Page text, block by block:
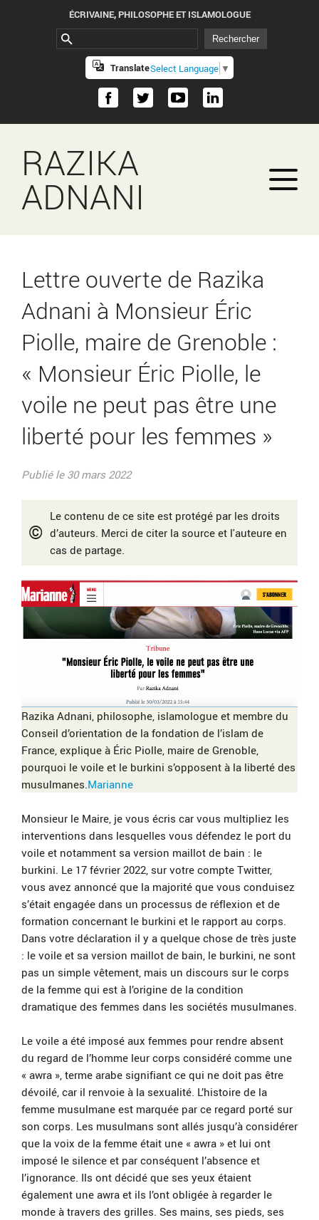
ÉCRIVAINE, PHILOSOPHE ET ISLAMOLOGUE
TranslateSelect Language ▼
RAZIKA
ADNANI
Lettre ouverte de Razika
Adnani à Monsieur Éric
Piolle, maire de Grenoble :
« Monsieur Éric Piolle, le
voile ne peut pas être une
liberté pour les femmes »
Publié le 30 mars 2022
©
Le contenu de ce site est protégé par les droits
d’auteurs. Merci de citer la source et l'auteure en
cas de partage.
Razika Adnani, philosophe, islamologue et membre du
Conseil d’orientation de la fondation de l’islam de
France, explique à Éric Piolle, maire de Grenoble,
pourquoi le voile et le burkini s’opposent à la liberté des
musulmanes. Marianne
Monsieur le Maire, je vous écris car vous multipliez les
interventions dans lesquelles vous défendez le port du
voile et notamment sa version maillot de bain : le
burkini. Le 17 février 2022, sur votre compte Twitter,
vous avez annoncé que la majorité que vous conduisez
s’était engagée dans un processus de réflexion et de
formation concernant le burkini et le rapport au corps.
Dans votre déclaration il y a quelque chose de très juste
: le voile et sa version maillot de bain, le burkini, ne sont
pas un simple vêtement, mais un discours sur le corps
de la femme qui est à l’origine de la condition
dramatique des femmes dans les sociétés musulmanes.
Le voile a été imposé aux femmes pour rendre absent
du regard de l’homme leur corps considéré comme une
« awra », terme arabe signifiant ce qui ne doit pas être
dévoilé, car il renvoie à la sexualité. L’histoire de la
femme musulmane est marquée par ce regard porté sur
son corps. Les musulmans sont allés jusqu’à considérer
que la voix de la femme était une « awra » et lui ont
imposé le silence et par conséquent l’absence et
l’ignorance. Ils ont décidé que ses yeux étaient
également une awra et ils l’ont obligée à regarder le
monde à travers des grilles. Ses mains, ses pieds, ses